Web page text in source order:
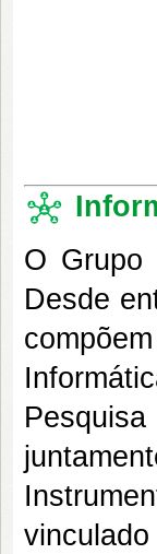
O Grupo
Desde